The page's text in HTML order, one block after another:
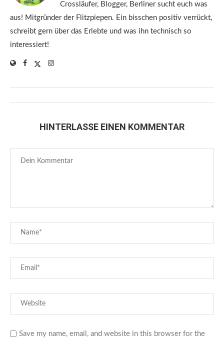
Crossläufer, Blogger, Berliner sucht euch was
aus! Mitgründer der Flitzpiepen. Ein bisschen positiv verrückt,
schreibt gern über das Erlebte und was ihn technisch so
interessiert!
HINTERLASSE EINEN KOMMENTAR
Save my name, email, and website in this browser for the